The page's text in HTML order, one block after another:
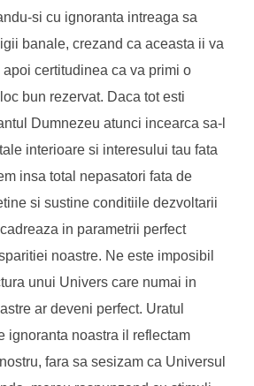
si cu ignoranta intreaga sa
banale, crezand ca aceasta ii va
certitudinea ca va primi o
bun rezervat. Daca tot esti
Dumnezeu atunci incearca sa-l
interioare si interesului tau fata
insa total nepasatori fata de
si sustine conditiile dezvoltarii
in parametrii perfect
noastre. Ne este imposibil
unui Univers care numai in
ar deveni perfect. Uratul
ignoranta noastra il reflectam
fara sa sesizam ca Universul